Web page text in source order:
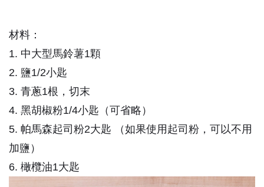
材料：
1. 中大型馬鈴薯1顆
2. 鹽1/2小匙
3. 青蔥1根，切末
4. 黑胡椒粉1/4小匙（可省略）
5. 帕馬森起司粉2大匙 （如果使用起司粉，可以不用
加鹽）
6. 橄欖油1大匙